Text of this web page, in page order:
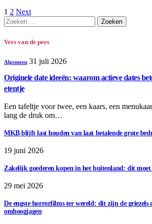
1 2 Next
Zoeken
naar:
Vers van de pers
Algemeen 31 juli 2026
Originele date ideeën: waarom actieve dates
etentje
Een tafeltje voor twee, een kaars, een
lang de druk om…
MKB blijft last houden van laat betalende grote
19 juni 2026
Zakelijk goederen kopen in het buitenland: dit moet
29 mei 2026
De engste horrorfilms ter wereld: dit zijn de griezels
omhoogjagen